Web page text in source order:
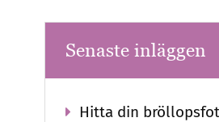
Senaste inläggen
Hitta din